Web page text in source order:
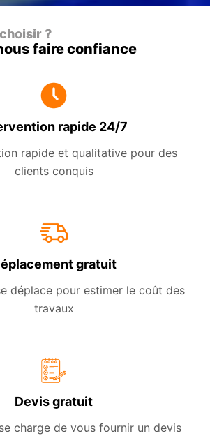
?
faire confiance
rapide 24/7
rapide et qualitative pour des
clients conquis
gratuit
déplace pour estimer le coût des
travaux
Devis gratuit
charge de vous fournir un devis